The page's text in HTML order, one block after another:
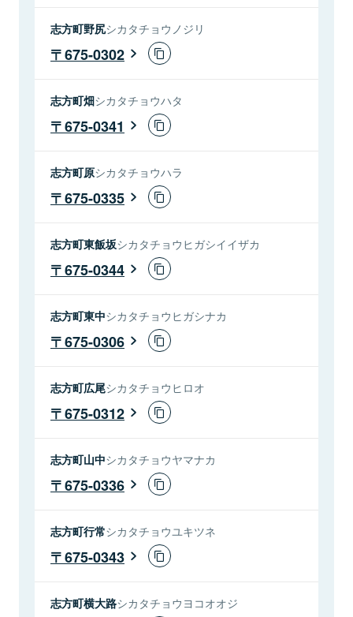
志方町野尻シカタチョウノジリ
675-0302
志方町畑シカタチョウハタ
675-0341
志方町原シカタチョウハラ
675-0335
志方町東飯坂シカタチョウヒガシイイザカ
675-0344
志方町東中シカタチョウヒガシナカ
675-0306
志方町広尾シカタチョウヒロオ
675-0312
志方町山中シカタチョウヤマナカ
675-0336
志方町行常シカタチョウユキツネ
675-0343
志方町横大路シカタチョウヨコオオジ